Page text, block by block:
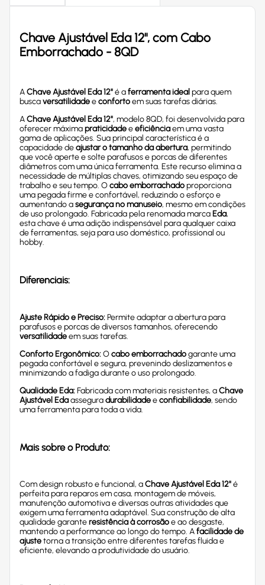
Chave Ajustável Eda 12", com Cabo
Emborrachado - 8QD
AChave Ajustável Eda 12"é aferramenta ideal para quem
buscaversatilidadeeconfortoem suas tarefas diárias.
AChave Ajustável Eda 12", modelo 8QD, foi desenvolvida para
oferecer máximapraticidadeeeficiênciaem uma vasta
gama de aplicações. Sua principal característica é a
capacidade deajustar o tamanho da abertura, permitindo
que você aperte e solte parafusos e porcas de diferentes
diâmetros com uma única ferramenta. Este recurso elimina a
necessidade de múltiplas chaves, otimizando seu espaço de
trabalho e seu tempo. Ocabo emborrachadoproporciona
uma pegada firme e confortável, reduzindo o esforço e
aumentando asegurança no manuseio, mesmo em condições
de uso prolongado. Fabricada pela renomada marcaEda,
esta chave é uma adição indispensável para qualquer caixa
de ferramentas, seja para uso doméstico, profissional ou
hobby.
Diferenciais:
Ajuste Rápido e Preciso:Permite adaptar a abertura para
parafusos e porcas de diversos tamanhos, oferecendo
versatilidadeem suas tarefas.
Conforto Ergonômico:Ocabo emborrachadogarante uma
pegada confortável e segura, prevenindo deslizamentos e
minimizando a fadiga durante o uso prolongado.
Qualidade Eda:Fabricada com materiais resistentes, aChave
Ajustável Edaasseguradurabilidadeeconfiabilidade, sendo
uma ferramenta para toda a vida.
Mais sobre o Produto:
Com design robusto e funcional, aChave Ajustável Eda 12"é
perfeita para reparos em casa, montagem de móveis,
manutenção automotiva e diversas outras atividades que
exigem uma ferramenta adaptável. Sua construção de alta
qualidade garanteresistência à corrosãoe ao desgaste,
mantendo a performance ao longo do tempo. Afacilidade de
ajustetorna a transição entre diferentes tarefas fluida e
eficiente, elevando a produtividade do usuário.